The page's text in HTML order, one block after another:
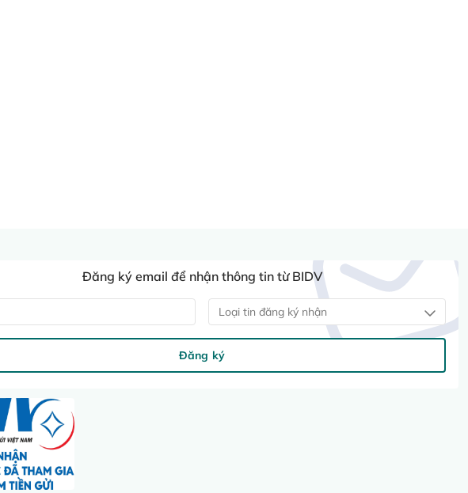
Đăng ký email để nhận thông tin từ BIDV
Loại tin đăng ký nhận
Đăng ký